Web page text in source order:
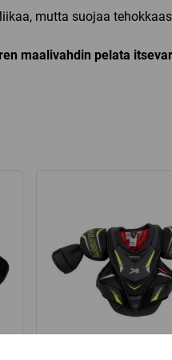
mutta suojaa
maalivahdin pelata